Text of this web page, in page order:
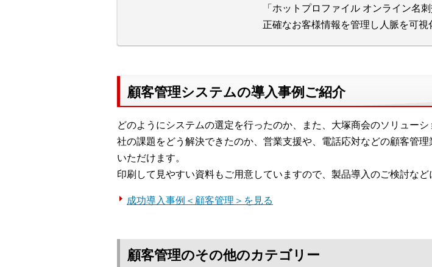
「ホットプロファイル オンライン名
正確なお客様情報を管理し人脈を可視
顧客管理システムの導入事例ご紹介
どのようにシステムの選定を行ったのか、また、大塚商会のソリュー
社の課題をどう解決できたのか、営業支援や、電話応対などの顧客管
いただけます。
印刷して見やすい資料もご用意していますので、製品導入のご検討など
成功導入事例＜顧客管理＞を見る
顧客管理のその他のカテゴリー